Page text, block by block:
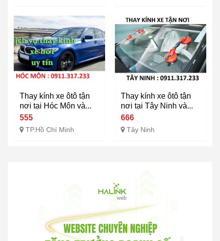
Thay kính xe ôtô tận
nơi tại Hóc Môn và...
555
TP.Hồ Chí Minh
Thay kính xe ôtô tận
nơi tại Tây Ninh và...
666
Tây Ninh